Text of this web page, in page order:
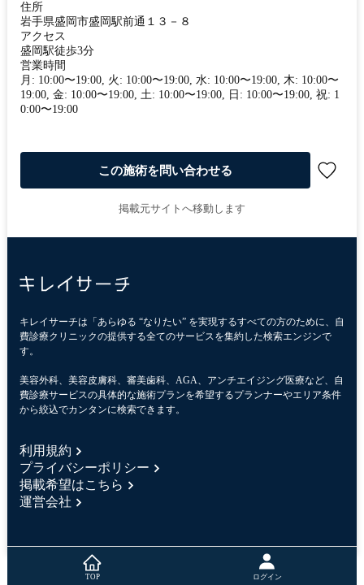
住所
岩手県盛岡市盛岡駅前通１３－８
アクセス
盛岡駅徒歩3分
営業時間
月: 10:00〜19:00, 火: 10:00〜19:00, 水: 10:00〜19:00, 木: 10:00〜
19:00, 金: 10:00〜19:00, 土: 10:00〜19:00, 日: 10:00〜19:00, 祝: 1
0:00〜19:00
この施術を問い合わせる
掲載元サイトへ移動します
キレイサーチは「あらゆる “なりたい” を実現するすべての方のために、自
費診療クリニックの提供する全てのサービスを集約した検索エンジンで
す。
美容外科、美容皮膚科、審美歯科、AGA、アンチエイジング医療など、自
費診療サービスの具体的な施術プランを希望するプランナーやエリア条件
から絞込でカンタンに検索できます。
利用規約
プライバシーポリシー
掲載希望はこちら
運営会社
TOP ログイン